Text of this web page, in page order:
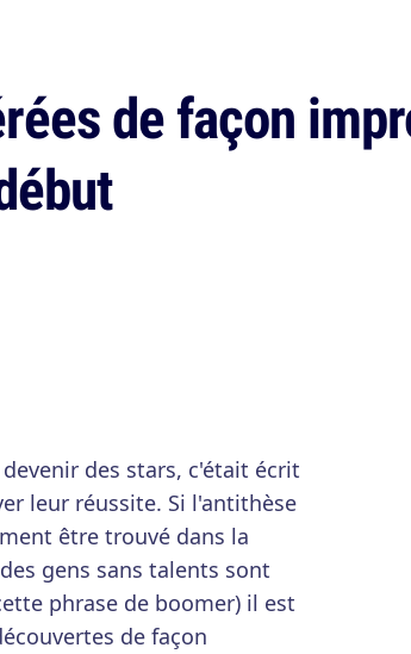
de façon
des stars, c'était écrit
leur réussite. Si l'antithèse
être trouvé dans la
gens sans talents sont
phrase de boomer) il est
de façon